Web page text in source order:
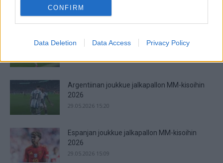
CONFIRM
Data Deletion Data Access Privacy Policy
Jalkapallon MM-turnauksen lohkovaihe on saatu nyt taputeltua,
joten edessä on ne odotetut tosipelit....
Jalkapallon MM-kisat 2026 – Live Stream &
Televisiointi
Argentiinan joukkue jalkapallon MM-kisoihin
2026
29.05.2026 15:20
Espanjan joukkue jalkapallon MM-kisoihin
2026
29.05.2026 15:09